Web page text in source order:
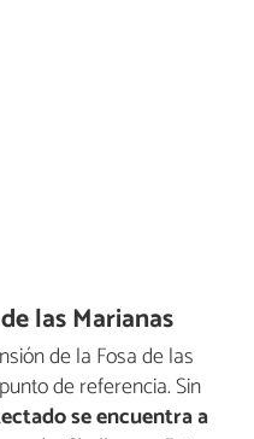
las Marianas
de la Fosa de las
de referencia. Sin
se encuentra a